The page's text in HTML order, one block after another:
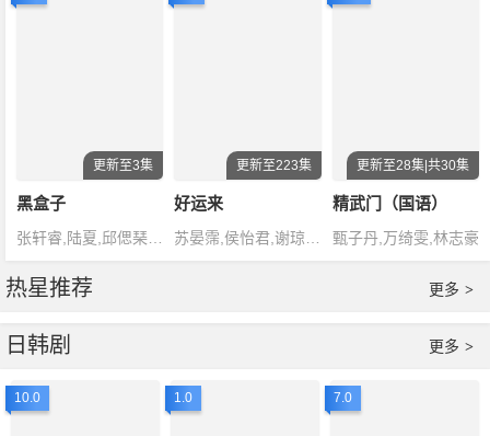
更新至3集
黑盒子
更新至223集
好运来
更新至28集|共30集
精武门（国语）
甄子丹,万绮雯,林志豪
热星推荐 更多 >
日韩剧 更多 >
10.0 1.0 7.0